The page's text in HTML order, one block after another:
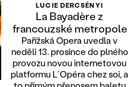
LUCIE DERCSÉNYI
La Bayadère z
francouzské metropole
Pařížská Opera uvedla v
neděli 13. prosince do plného
provozu novou internetovou
platformu L´Opéra chez soi, a